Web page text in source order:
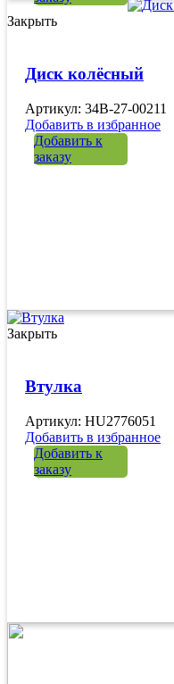
Закрыть
Диск колёсный
Артикул: 34B-27-00211
Добавить в избранное
Добавить к
заказу
Закрыть
Втулка
Артикул: HU2776051
Добавить в избранное
Добавить к
заказу